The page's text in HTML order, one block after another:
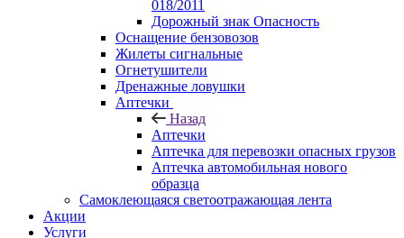
018/2011
Дорожный знак Опасность
Оснащение бензовозов
Жилеты сигнальные
Огнетушители
Дренажные ловушки
Аптечки
Назад
Аптечки
Аптечка для перевозки опасных грузов
Аптечка автомобильная нового
образца
Самоклеющаяся светоотражающая лента
Акции
Услуги